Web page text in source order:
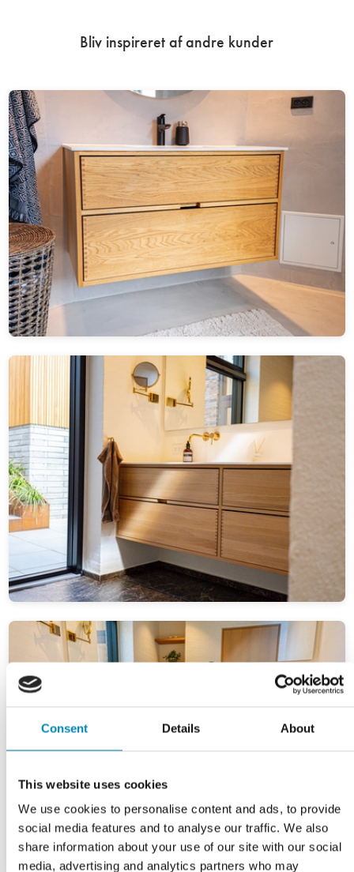
Consent Details About
This website uses cookies
We use cookies to personalise content and ads, to provide
social media features and to analyse our traffic. We also
share information about your use of our site with our social
media, advertising and analytics partners who may
Bliv inspireret af andre kunder